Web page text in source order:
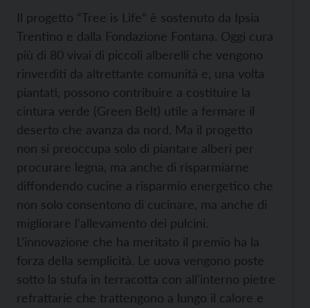
Il progetto “Tree is Life” è sostenuto da Ipsia
Trentino e dalla Fondazione Fontana. Oggi cura
più di 80 vivai di piccoli alberelli che vengono
rinverditi da altrettante comunità e, una volta
piantati, possono contribuire a costituire la
cintura verde (Green Belt) utile a fermare il
deserto che avanza da nord. Ma il progetto
non si preoccupa solo di piantare alberi per
procurare legna, ma anche di risparmiarne
diffondendo cucine a risparmio energetico che
non solo consentono di cucinare, ma anche di
migliorare l’allevamento dei pulcini.
L’innovazione che ha meritato il premio ha la
forza della semplicità. Le uova vengono poste
sotto la stufa in terracotta con all’interno pietre
refrattarie che trattengono a lungo il calore e